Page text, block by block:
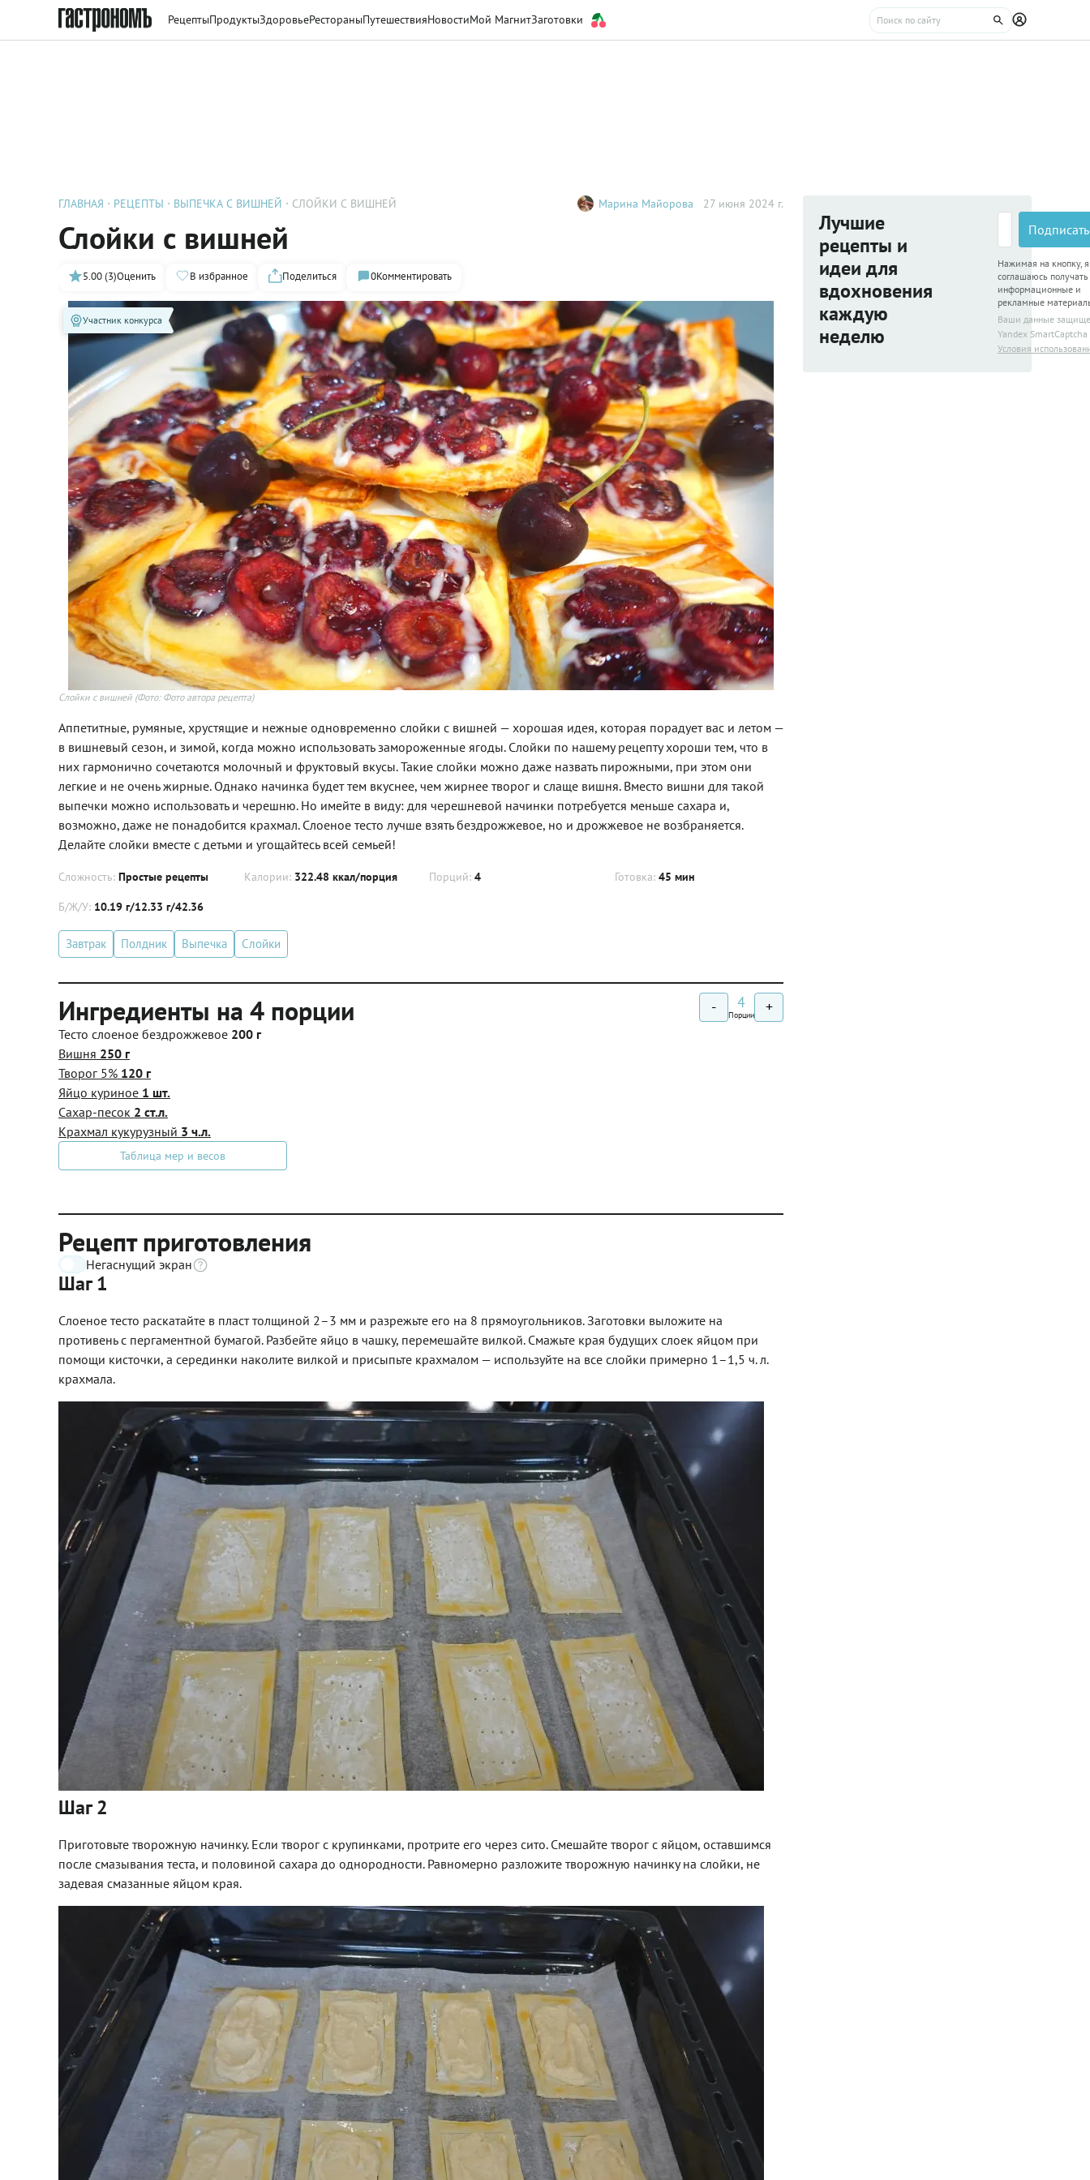
РецептыПродуктыЗдоровьеРестораныПутешествияНовостиМой МагнитЗаготовки
ГЛАВНАЯ РЕЦЕПТЫ ВЫПЕЧКА С ВИШНЕЙ СЛОЙКИ С ВИШНЕЙ Марина Майорова 27 июня 2024 г.
Слойки с вишней
5.00 (3)Оценить В избранное Поделиться 0Комментировать
Участник конкурса
Слойки с вишней (Фото: Фото автора рецепта)
Аппетитные, румяные, хрустящие и нежные одновременно слойки с вишней — хорошая идея, которая порадует вас и летом —
в вишневый сезон, и зимой, когда можно использовать замороженные ягоды. Слойки по нашему рецепту хороши тем, что в
них гармонично сочетаются молочный и фруктовый вкусы. Такие слойки можно даже назвать пирожными, при этом они
легкие и не очень жирные. Однако начинка будет тем вкуснее, чем жирнее творог и слаще вишня. Вместо вишни для такой
выпечки можно использовать и черешню. Но имейте в виду: для черешневой начинки потребуется меньше сахара и,
возможно, даже не понадобится крахмал. Слоеное тесто лучше взять бездрожжевое, но и дрожжевое не возбраняется.
Делайте слойки вместе с детьми и угощайтесь всей семьей!
Сложность: Простые рецепты Калории: 322.48 ккал/порция Порций: 4 Готовка: 45 мин
Б/Ж/У: 10.19 г/12.33 г/42.36
Завтрак Полдник Выпечка Слойки
Ингредиенты на 4 порции - 4
Порции +
Тесто слоеное бездрожжевое 200 г
Вишня 250 г
Творог 5% 120 г
Яйцо куриное 1 шт.
Сахар-песок 2 ст.л.
Крахмал кукурузный 3 ч.л.
Таблица мер и весов
Рецепт приготовления
Негаснущий экран
Шаг 1
Слоеное тесто раскатайте в пласт толщиной 2–3 мм и разрежьте его на 8 прямоугольников. Заготовки выложите на
противень с пергаментной бумагой. Разбейте яйцо в чашку, перемешайте вилкой. Смажьте края будущих слоек яйцом при
помощи кисточки, а серединки наколите вилкой и присыпьте крахмалом — используйте на все слойки примерно 1–1,5 ч. л.
крахмала.
Шаг 2
Приготовьте творожную начинку. Если творог с крупинками, протрите его через сито. Смешайте творог с яйцом, оставшимся
после смазывания теста, и половиной сахара до однородности. Равномерно разложите творожную начинку на слойки, не
задевая смазанные яйцом края.
Лучшие
рецепты и
идеи для
вдохновения
каждую
неделю
Нажимая на кнопку, я
соглашаюсь получать
информационные и
рекламные
Ваши данные
Yandex SmartCaptcha
Условия